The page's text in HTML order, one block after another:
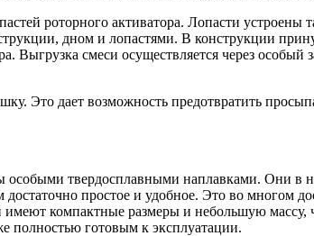
роторного активатора. Лопасти устроены
дном и лопастями. В конструкции
Выгрузка смеси осуществляется через
Это дает возможность предотвратить
твердосплавными наплавками. Они в
простое и удобное. Это во многом
компактные размеры и небольшую массу,
полностью готовым к эксплуатации.